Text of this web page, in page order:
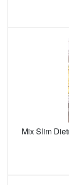
Mix Slim